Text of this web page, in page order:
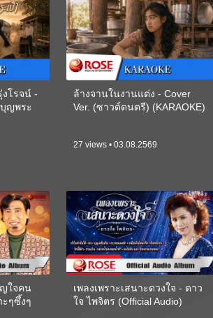
งโรจน์ -
บุญพระ
ล้างจานในงานแต่ง - Cover
Ver. (ซาวด์ดนตรี) (KARAOKE)
27 views • 03.08.2569
ใจคน
ะๆซึ้งๆ
เพลงเพราะเสนาะดวงใจ - ดาว
ใจ ไพจิตร (Official Audio)